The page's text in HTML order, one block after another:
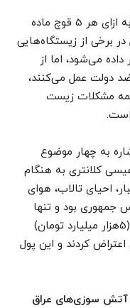
کلانتری درباره صدور مجوز شکار گفت: به ازای هر 5 قوچ ماده
برخی از زیستگاه‌هایی
می‌شود، اما از
دولت عمل می‌کنند،
مشکلات زیست
به چهار موضوع
کلانتری به هنگام
احیای تالاب، هوای
جمهوری بود و تنها
برای حل مشکل پسماند، 1.3 میلیارد دلار (5هزار میلیارد تومان)
کردند و این پول
آتش سوزی‌های عراق